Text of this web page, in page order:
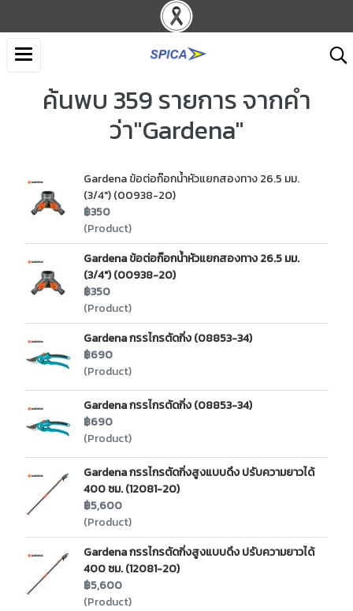
ค้นพบ 359 รายการ จากคำ
ว่า"Gardena"
Gardena ข้อต่อก๊อกน้ำหัวแยกสองทาง 26.5 มม.
(3/4") (00938-20)
฿350
(Product)
Gardena ข้อต่อก๊อกน้ำหัวแยกสองทาง 26.5 มม.
(3/4") (00938-20)
฿350
(Product)
Gardena กรรไกรตัดกิ่ง (08853-34)
฿690
(Product)
Gardena กรรไกรตัดกิ่ง (08853-34)
฿690
(Product)
Gardena กรรไกรตัดกิ่งสูงแบบดึง ปรับความยาวได้
400 ซม. (12081-20)
฿5,600
(Product)
Gardena กรรไกรตัดกิ่งสูงแบบดึง ปรับความยาวได้
400 ซม. (12081-20)
฿5,600
(Product)